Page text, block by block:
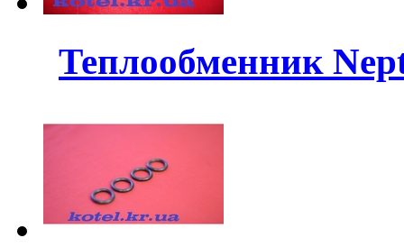
Теплообменник